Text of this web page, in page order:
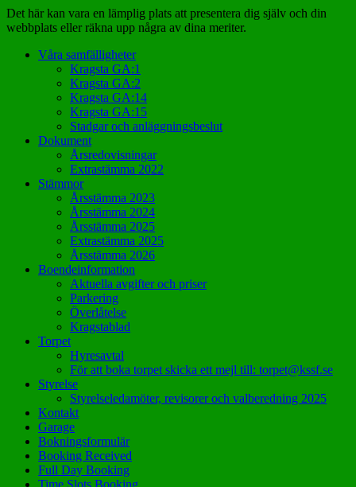
Det här kan vara en lämplig plats att presentera dig själv och din
webbplats eller räkna upp några av dina meriter.
Våra samfälligheter
Kragsta GA:1
Kragsta GA:2
Kragsta GA:14
Kragsta GA:15
Stadgar och anläggningsbeslut
Dokument
Årsredovisningar
Extrastämma 2022
Stämmor
Årsstämma 2023
Årsstämma 2024
Årsstämma 2025
Extrastämma 2025
Årsstämma 2026
Boendeinformation
Aktuella avgifter och priser
Parkering
Överlåtelse
Kragstablad
Torpet
Hyresavtal
För att boka torpet skicka ett mejl till: torpet@kssf.se
Styrelse
Styrelseledamöter, revisorer och valberedning 2025
Kontakt
Garage
Bokningsformulär
Booking Received
Full Day Booking
Time Slots Booking